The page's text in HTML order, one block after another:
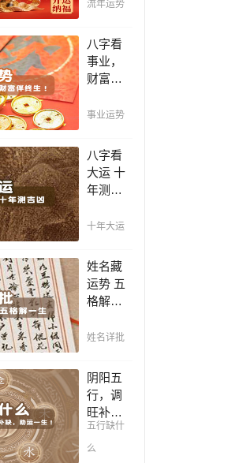
吉避
凶，不
走弯
路，点
查看！
流年运势
八字看
事业，
财富伴
哪日出
最有财
官之
命，十
之八九
或富
读您的
事业天
赋，扭
不利困
事业运势
八字看
大运 十
年测吉
年一运
凶，未
来命运
全知
晓。
十年大运
姓名藏
运势 五
格解一
名判断
吉凶，
你的名
字真的
适合你
姓名详批
阴阳五
行，调
旺补
缺，助
运一
五行缺什
么